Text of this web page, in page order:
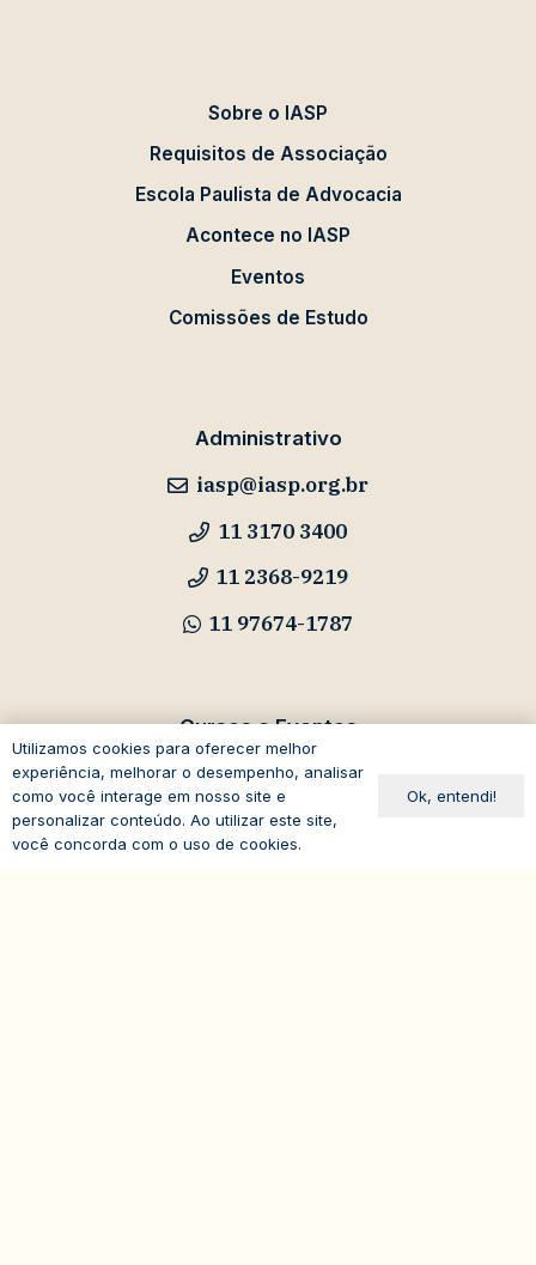
Sobre o IASP
Requisitos de Associação
Escola Paulista de Advocacia
Acontece no IASP
Eventos
Comissões de Estudo
Administrativo
iasp@iasp.org.br
11 3170 3400
11 2368-9219
11 97674-1787
Cursos e Eventos
eventos@iasp.org.br
11 94047-5796
Utilizamos cookies para oferecer melhor
experiência, melhorar o desempenho, analisar
como você interage em nosso site e
personalizar conteúdo. Ao utilizar este site,
você concorda com o uso de cookies.
Ok, entendi!